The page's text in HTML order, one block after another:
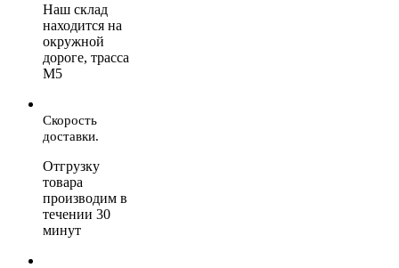
Наш склад
находится на
окружной
дороге, трасса
М5
Скорость
доставки.
Отгрузку
товара
производим в
течении 30
минут